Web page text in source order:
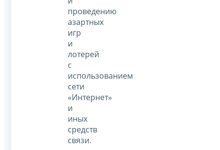
проведению
азартных
игр
и
лотерей
с
использованием
сети
«Интернет»
и
иных
средств
связи.